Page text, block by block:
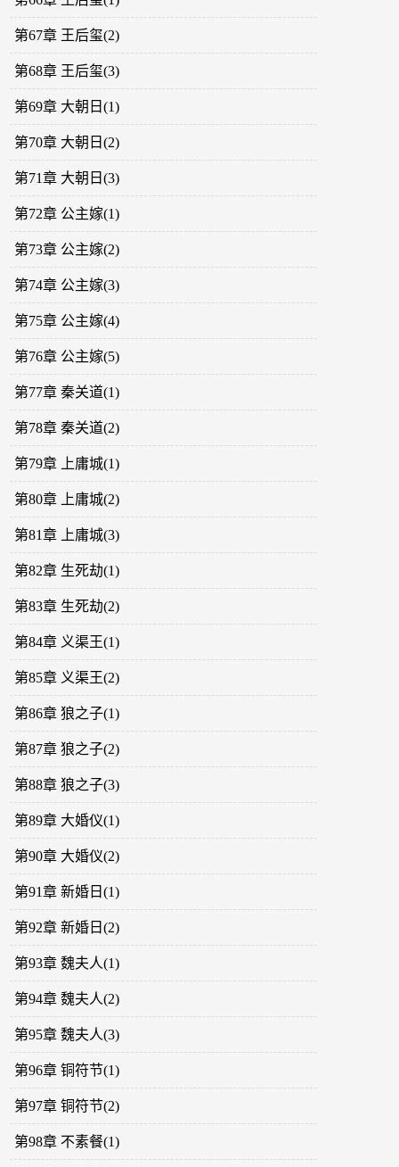
第67章 王后玺(2)
第68章 王后玺(3)
第69章 大朝日(1)
第70章 大朝日(2)
第71章 大朝日(3)
第72章 公主嫁(1)
第73章 公主嫁(2)
第74章 公主嫁(3)
第75章 公主嫁(4)
第76章 公主嫁(5)
第77章 秦关道(1)
第78章 秦关道(2)
第79章 上庸城(1)
第80章 上庸城(2)
第81章 上庸城(3)
第82章 生死劫(1)
第83章 生死劫(2)
第84章 义渠王(1)
第85章 义渠王(2)
第86章 狼之子(1)
第87章 狼之子(2)
第88章 狼之子(3)
第89章 大婚仪(1)
第90章 大婚仪(2)
第91章 新婚日(1)
第92章 新婚日(2)
第93章 魏夫人(1)
第94章 魏夫人(2)
第95章 魏夫人(3)
第96章 铜符节(1)
第97章 铜符节(2)
第98章 不素餐(1)